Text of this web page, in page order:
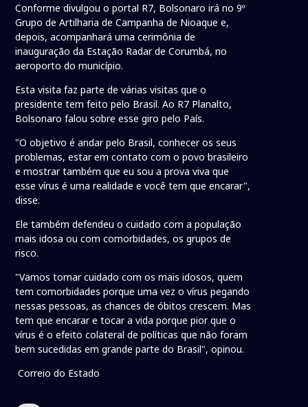
Conforme divulgou o portal R7, Bolsonaro irá no 9º
Grupo de Artilharia de Campanha de Nioaque e,
depois, acompanhará uma cerimônia de
inauguração da Estação Radar de Corumbá, no
aeroporto do município.
Esta visita faz parte de várias visitas que o
presidente tem feito pelo Brasil. Ao R7 Planalto,
Bolsonaro falou sobre esse giro pelo País.
"O objetivo é andar pelo Brasil, conhecer os seus
problemas, estar em contato com o povo brasileiro
e mostrar também que eu sou a prova viva que
esse vírus é uma realidade e você tem que encarar",
disse.
Ele também defendeu o cuidado com a população
mais idosa ou com comorbidades, os grupos de
risco.
"Vamos tomar cuidado com os mais idosos, quem
tem comorbidades porque uma vez o vírus pegando
nessas pessoas, as chances de óbitos crescem. Mas
tem que encarar e tocar a vida porque pior que o
vírus é o efeito colateral de políticas que não foram
bem sucedidas em grande parte do Brasil", opinou.
Correio do Estado